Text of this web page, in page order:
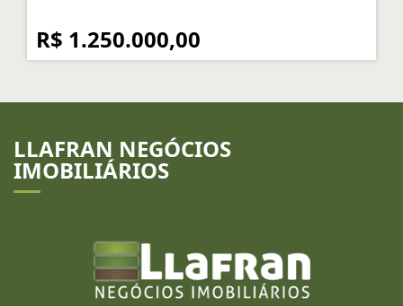
R$ 1.250.000,00
LLAFRAN NEGÓCIOS
IMOBILIÁRIOS